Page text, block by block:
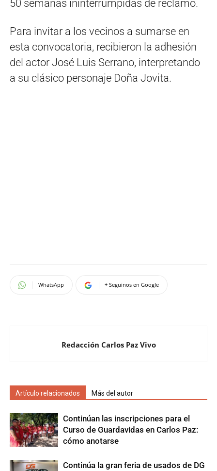
50 semanas ininterrumpidas de reclamo.
Para invitar a los vecinos a sumarse en
esta convocatoria, recibieron la adhesión
del actor José Luis Serrano, interpretando
a su clásico personaje Doña Jovita.
WhatsApp + Seguinos en Google
Redacción Carlos Paz Vivo
Artículo relacionados Más del autor
Continúan las inscripciones para el
Curso de Guardavidas en Carlos Paz:
cómo anotarse
Continúa la gran feria de usados de DG